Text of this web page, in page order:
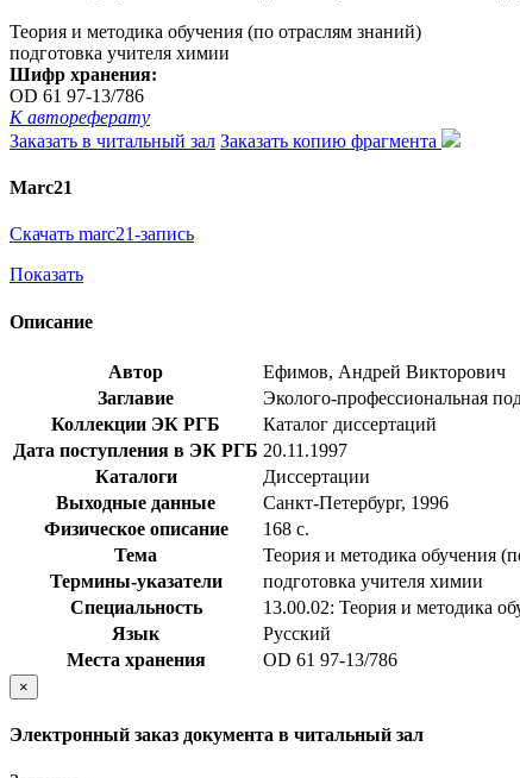
Теория и методика обучения (по отраслям знаний)
подготовка учителя химии
Шифр хранения:
OD 61 97-13/786
К автореферату
Заказать в читальный зал Заказать копию фрагмента
Marc21
Скачать marc21-запись
Показать
Описание
Автор
Ефимов, Андрей Викторович
Заглавие
Эколого-профессиональная
Коллекции ЭК РГБ
Каталог диссертаций
Дата поступления в ЭК РГБ 20.11.1997
Каталоги
Диссертации
Выходные данные
Санкт-Петербург, 1996
Физическое описание
168 с.
Тема
Теория и методика обучения
Термины-указатели
подготовка учителя химии
Специальность
13.00.02: Теория и методика
Язык
Русский
Места хранения
OD 61 97-13/786
×
Электронный заказ документа в читальный зал